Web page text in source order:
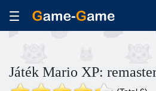
Játék Mario XP: